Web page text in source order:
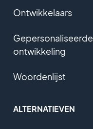
Ontwikkelaars
Gepersonaliseerde
ontwikkeling
Woordenlijst
ALTERNATIEVEN